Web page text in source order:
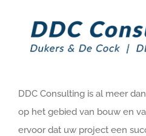
DDC Consulting is al meer
op het gebied van bouw en
ervoor dat uw project een